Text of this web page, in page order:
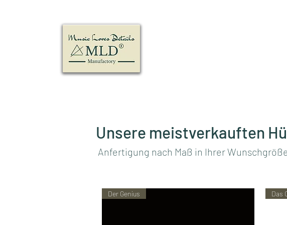
Unsere meistverkauften
Der Genius Das
Anfertigung nach Maß in Ihrer Wunschgröße.